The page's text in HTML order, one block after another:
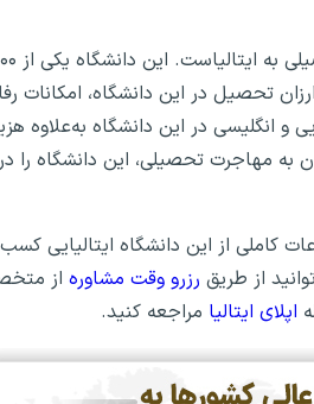
دانشگاه گابریل دانونزیو ایتالیا، یک مسیر
هزینه ارزان تحصیل در این دانشگاه، امکانات
و انگلیسی در این دانشگاه به‌علاوه
به مهاجرت تحصیلی، این دانشگاه را در
از این دانشگاه ایتالیایی
از طریق رزرو وقت مشاورهاز
اپلای ایتالیا مراجعه کنید.